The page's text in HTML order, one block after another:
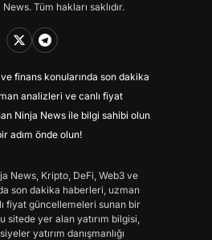
Tüm hakları saklıdır.
finans konularında son dakika
analizleri ve canlı fiyat
Ninja News ile bilgi sahibi olun
adım önde olun!
News, Kripto, DeFi, Web3 ve
son dakika haberleri, uzman
fiyat güncellemeleri sunan bir
sitede yer alan yatırım bilgisi,
yatırım danışmanlığı